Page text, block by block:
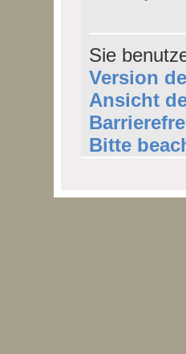
Sie
Version
Ansicht
Bitte